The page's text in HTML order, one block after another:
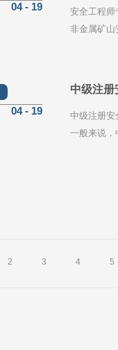
安全工程师
非金属矿山
04 - 19
中级注册
中级注册安
一般来说
04 - 19
2 3 4 5